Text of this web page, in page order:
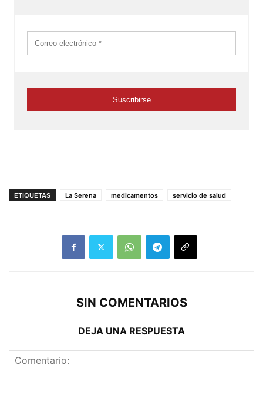
ETIQUETAS La Serena medicamentos servicio de salud
SIN COMENTARIOS
DEJA UNA RESPUESTA